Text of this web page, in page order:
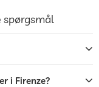
spørgsmål
i Firenze?